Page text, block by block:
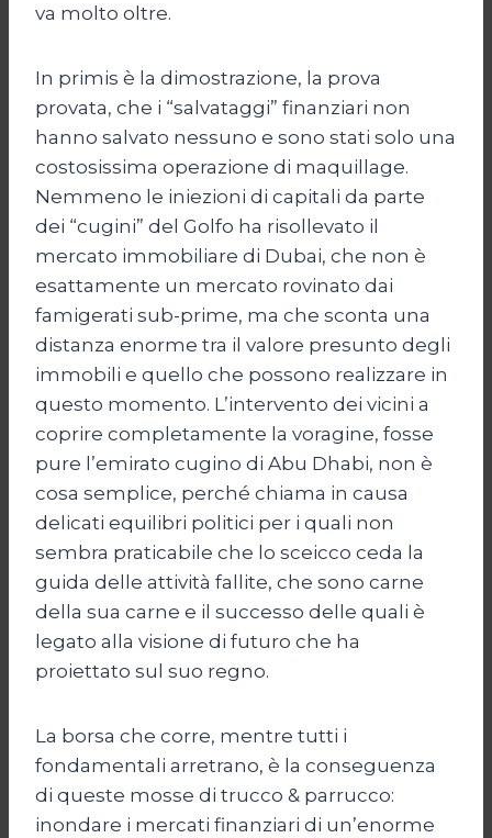
va molto oltre.
In primis è la dimostrazione, la prova
provata, che i “salvataggi” finanziari non
hanno salvato nessuno e sono stati solo una
costosissima operazione di maquillage.
Nemmeno le iniezioni di capitali da parte
dei “cugini” del Golfo ha risollevato il
mercato immobiliare di Dubai, che non è
esattamente un mercato rovinato dai
famigerati sub-prime, ma che sconta una
distanza enorme tra il valore presunto degli
immobili e quello che possono realizzare in
questo momento. L’intervento dei vicini a
coprire completamente la voragine, fosse
pure l’emirato cugino di Abu Dhabi, non è
cosa semplice, perché chiama in causa
delicati equilibri politici per i quali non
sembra praticabile che lo sceicco ceda la
guida delle attività fallite, che sono carne
della sua carne e il successo delle quali è
legato alla visione di futuro che ha
proiettato sul suo regno.
La borsa che corre, mentre tutti i
fondamentali arretrano, è la conseguenza
di queste mosse di trucco & parrucco:
inondare i mercati finanziari di un’enorme